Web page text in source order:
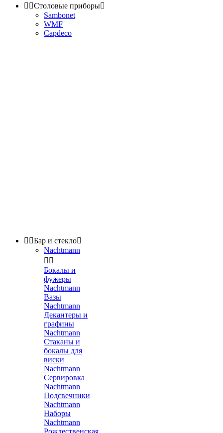
 Столовые приборы
Sambonet
WMF
Capdeco
 Бар и стекло
Nachtmann
 
Бокалы и
фужеры
Nachtmann
Вазы
Nachtmann
Декантеры и
графины
Nachtmann
Стаканы и
бокалы для
виски
Nachtmann
Сервировка
Nachtmann
Подсвечники
Nachtmann
Наборы
Nachtmann
Рождественская